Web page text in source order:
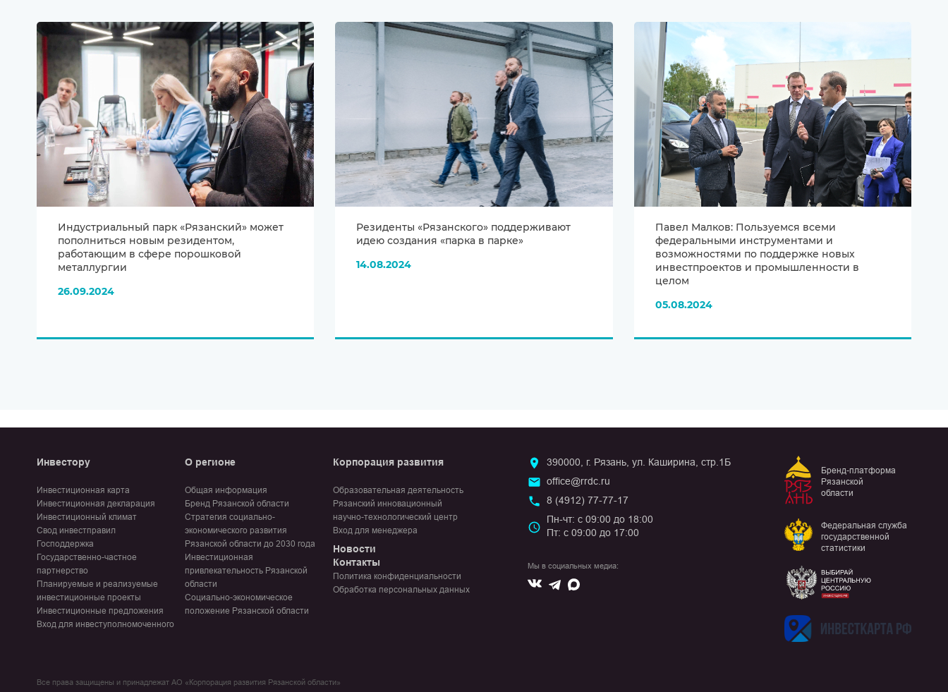
Индустриальный парк «Рязанский» может
пополниться новым резидентом,
работающим в сфере порошковой
металлургии
26.09.2024
Резиденты «Рязанского» поддерживают
идею создания «парка в парке»
14.08.2024
Павел Малков: Пользуемся всеми
федеральными инструментами и
возможностями по поддержке новых
инвестпроектов и промышленности в
целом
05.08.2024
Инвестору
Инвестиционная карта
Инвестиционная декларация
Инвестиционный климат
Свод инвестправил
Господдержка
Государственно-частное
партнерство
Планируемые и реализуемые
инвестиционные проекты
Инвестиционные предложения
Вход для инвеступолномоченного
О регионе
Общая информация
Бренд Рязанской области
Стратегия социально-
экономического развития
Рязанской области до 2030 года
Инвестиционная
привлекательность Рязанской
области
Социально-экономическое
положение Рязанской области
Корпорация развития
Образовательная деятельность
Рязанский инновационный
научно-технологический центр
Вход для менеджера
Новости
Контакты
Политика конфиденциальности
Обработка персональных данных
390000, г. Рязань, ул. Каширина, стр.1Б
office@rrdc.ru
8 (4912) 77-77-17
Пн-чт: с 09:00 до 18:00
Пт: с 09:00 до 17:00
Мы в социальных медиа:
Вконтакте
Telegram
Max
Бренд-платформа
Рязанской
области
Федеральная служба
государственной
статистики
Все права защищены и принадлежат АО «Корпорация развития Рязанской области»